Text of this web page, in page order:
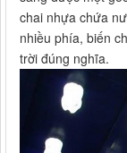
chai nhựa chứa
nhiều phía, biến
trời đúng nghĩa.